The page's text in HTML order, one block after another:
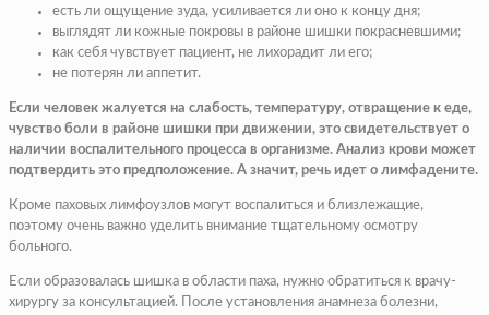
есть ли ощущение зуда, усиливается ли оно к концу дня;
выглядят ли кожные покровы в районе шишки покрасневшими;
как себя чувствует пациент, не лихорадит ли его;
не потерян ли аппетит.
Если человек жалуется на слабость, температуру, отвращение к еде,
чувство боли в районе шишки при движении, это свидетельствует о
наличии воспалительного процесса в организме. Анализ крови может
подтвердить это предположение. А значит, речь идет о лимфадените.
Кроме паховых лимфоузлов могут воспалиться и близлежащие,
поэтому очень важно уделить внимание тщательному осмотру
больного.
Если образовалась шишка в области паха, нужно обратиться к врачу-
хирургу за консультацией. После установления анамнеза болезни,